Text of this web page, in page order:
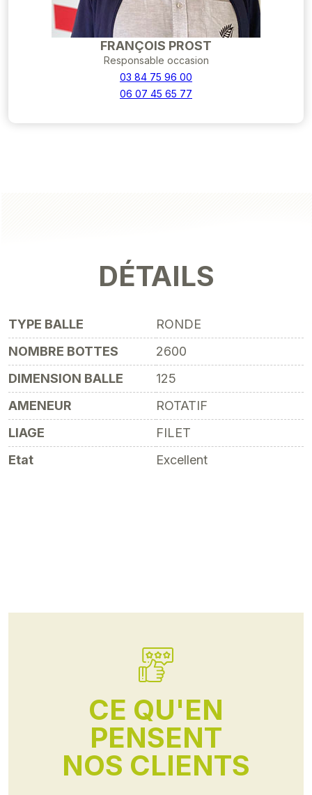
FRANÇOIS PROST
Responsable occasion
03 84 75 96 00
06 07 45 65 77
DÉTAILS
TYPE BALLE
RONDE
NOMBRE BOTTES
2600
DIMENSION BALLE
125
AMENEUR
ROTATIF
LIAGE
FILET
Etat
Excellent
CE QU'EN
PENSENT
NOS CLIENTS